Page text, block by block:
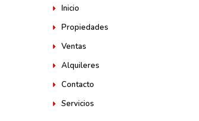
Inicio
Propiedades
Ventas
Alquileres
Contacto
Servicios